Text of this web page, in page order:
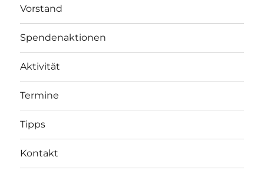
Vorstand
Spendenaktionen
Aktivität
Termine
Tipps
Kontakt